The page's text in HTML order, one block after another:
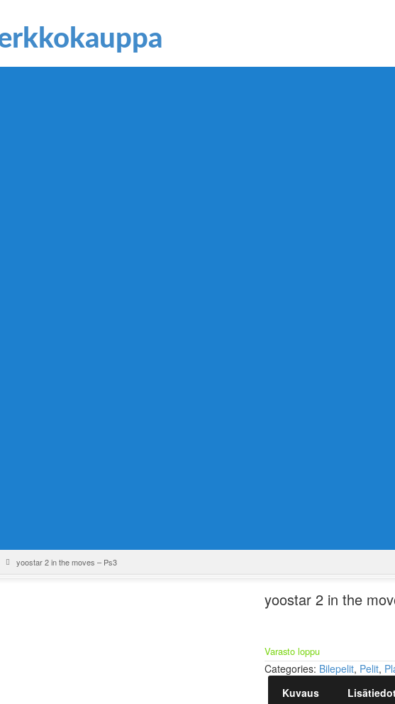
yoostar 2 in the moves – Ps3
yoostar 2 in the
Varasto loppu
Categories: Bilepelit, Pelit,
Kuvaus